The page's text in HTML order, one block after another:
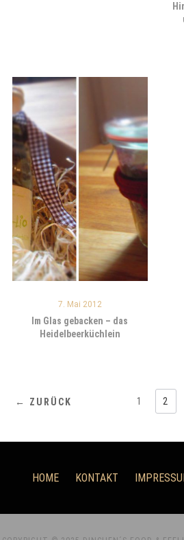
7. Mai 2012
Im Glas gebacken – das
Heidelbeerküchlein
← ZURÜCK 1 2
HOME KONTAKT